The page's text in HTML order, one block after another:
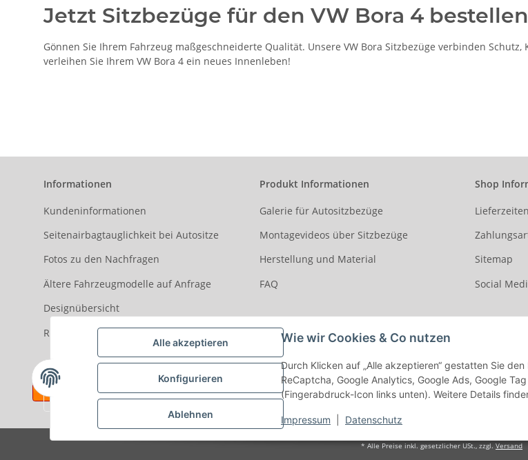
Alle akzeptieren
Konfigurieren
Ablehnen
Wie wir Cookies & Co nutzen
Durch Klicken auf „Alle akzeptieren“ gestatten Sie
ReCaptcha, Google Analytics, Google Ads, Google
(Fingerabdruck-Icon links unten). Weitere Details
Impressum Datenschutz
Jetzt Sitzbezüge für den VW Bora 4 bestellen
Gönnen Sie Ihrem Fahrzeug maßgeschneiderte Qualität. Unsere VW Bora Sitzbezüge verbinden
verleihen Sie Ihrem VW Bora 4 ein neues Innenleben!
Informationen
Kundeninformationen
Seitenairbagtauglichkeit bei Autositze
Fotos zu den Nachfragen
Ältere Fahrzeugmodelle auf Anfrage
Designübersicht
Rezensionen
Produkt Informationen
Galerie für Autositzbezüge
Montagevideos über Sitzbezüge
Herstellung und Material
FAQ
Shop
Sitemap
Social
* Alle Preise inkl. gesetzlicher USt., zzgl. Versand